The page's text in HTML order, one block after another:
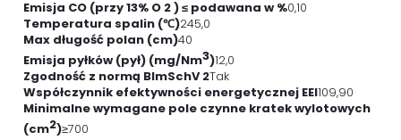
Emisja CO (przy 13% O 2 ) ≤ podawana w %0,10
Temperatura spalin (℃)245,0
Max długość polan (cm)40
Emisja pyłków (pył) (mg/Nm3)12,0
Zgodność z normą BImSchV 2Tak
Współczynnik efektywności energetycznej EEI109,90
Minimalne wymagane pole czynne kratek wylotowych
(cm2)≥700